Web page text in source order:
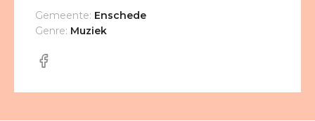
Gemeente: Enschede
Genre: Muziek